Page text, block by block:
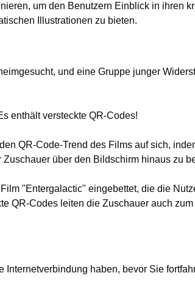
um den Benutzern Einblick in ihren
Illustrationen zu bieten.
und eine Gruppe junger
enthält versteckte QR-Codes!
QR-Code-Trend des Films auf sich,
über den Bildschirm hinaus zu
"Entergalactic" eingebettet, die die
QR-Codes leiten die Zuschauer auch
Internetverbindung haben, bevor Sie